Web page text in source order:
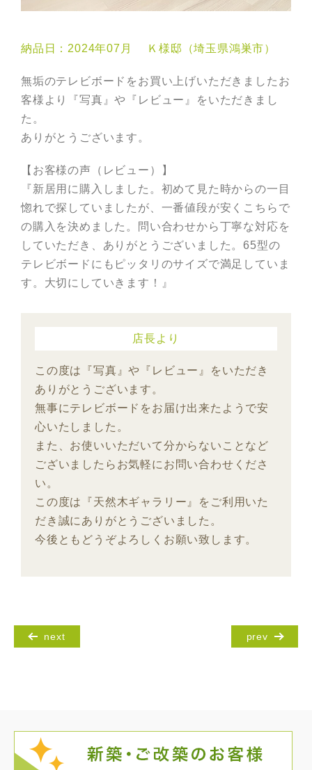
納品日：2024年07月 Ｋ様邸（埼玉県鴻巣市）
無垢のテレビボードをお買い上げいただきましたお
客様より『写真』や『レビュー』をいただきまし
た。
ありがとうございます。
【お客様の声（レビュー）】
『新居用に購入しました。初めて見た時からの一目
惚れで探してい ましたが、一番値段が安くこちらで
の購入を決めました。問い合わせから丁寧な対応を
していただき、ありがとうございました。65型の
テレビボードにもピッタリのサイズで満足していま
す。大切に していきます！』
店長より
この度は『写真』や『レビュー』をいただき
ありがとうございます。
無事にテレビボードをお届け出来たようで安
心いたしました。
また、お使いいただいて分からないことなど
ございましたらお気軽にお問い合わせくださ
い。
この度は『天然木ギャラリー』をご利用いた
だき誠にありがとうございました。
今後ともどうぞよろしくお願い致します。
next prev